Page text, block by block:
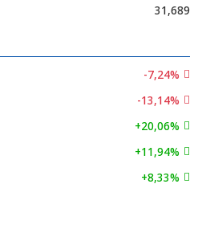
31,689
-7,24%
-13,14%
+20,06%
+11,94%
+8,33%